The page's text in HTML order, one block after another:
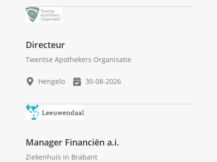
Directeur
Twentse Apothekers Organisatie
Hengelo 30-08-2026
Manager Financiën a.i.
Ziekenhuis in Brabant